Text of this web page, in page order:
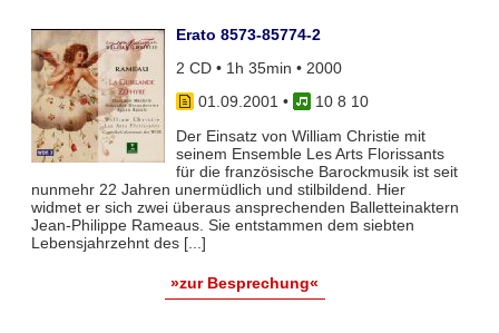
Erato 8573-85774-2
2 CD • 1h 35min • 2000
01.09.2001 •
10 8 10
Der Einsatz von William Christie mit
seinem Ensemble Les Arts Florissants
für die französische Barockmusik ist seit
nunmehr 22 Jahren unermüdlich und stilbildend. Hier
widmet er sich zwei überaus ansprechenden Balletteinaktern
Jean-Philippe Rameaus. Sie entstammen dem siebten
Lebensjahrzehnt des [...]
»zur Besprechung«